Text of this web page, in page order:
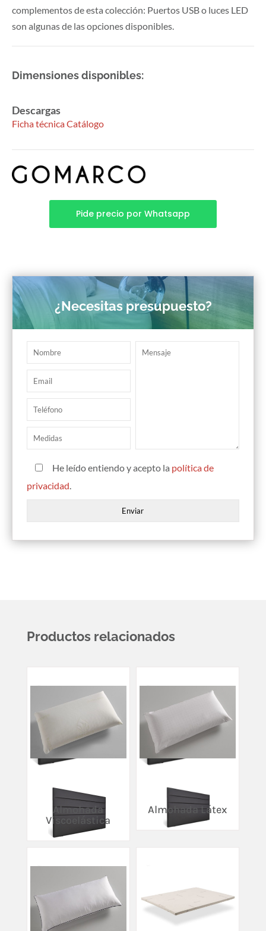
complementos de esta colección: Puertos USB o luces LED
son algunas de las opciones disponibles.
Dimensiones disponibles:
Descargas
Ficha técnicaCatálogo
Pide precio por Whatsapp
¿Necesitas presupuesto?
He leído entiendo y acepto la política de
privacidad.
Productos relacionados
Almohada
Viscoelástica
Almohada Látex